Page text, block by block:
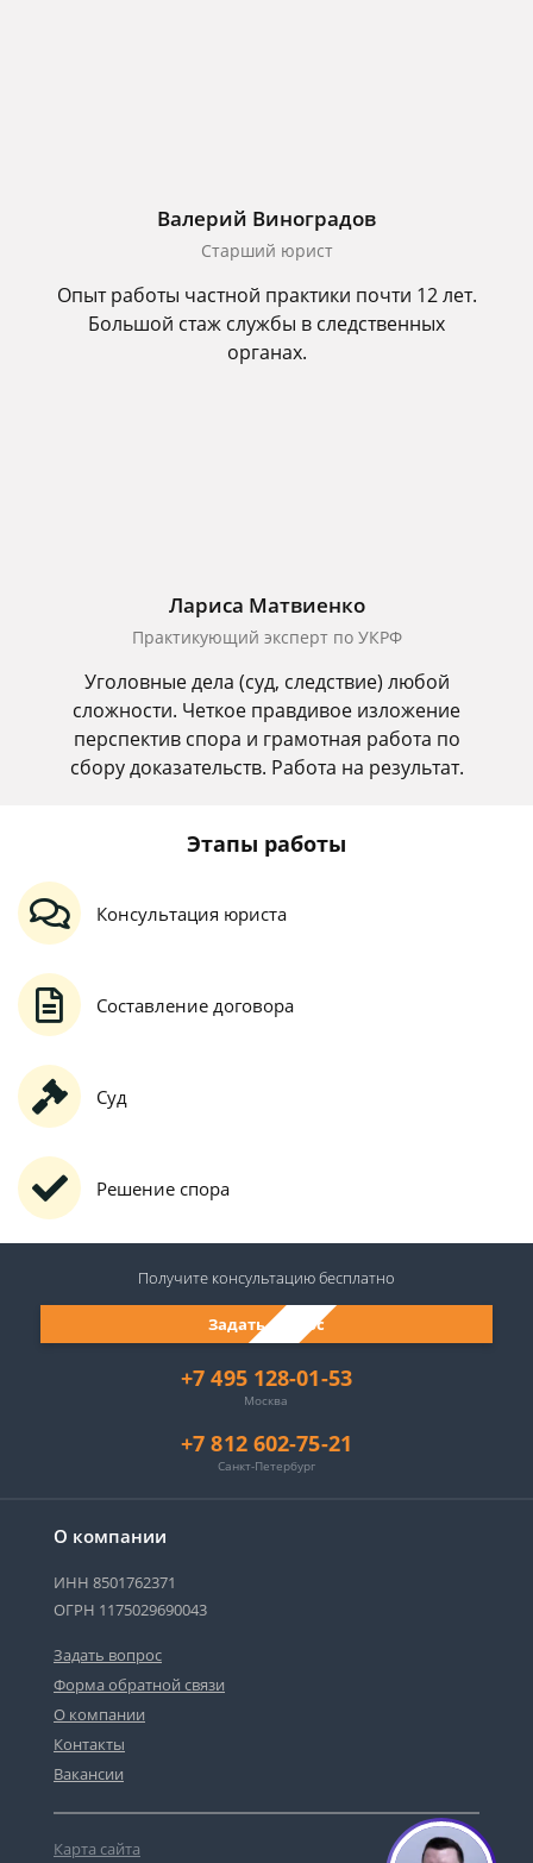
Валерий Виноградов
Старший юрист
Опыт работы частной практики почти 12 лет.
Большой стаж службы в следственных
органах.
Лариса Матвиенко
Практикующий эксперт по УКРФ
Уголовные дела (суд, следствие) любой
сложности. Четкое правдивое изложение
перспектив спора и грамотная работа по
сбору доказательств. Работа на результат.
Этапы работы
Консультация юриста
Составление договора
Суд
Решение спора
О компании
ИНН 8501762371
ОГРН 1175029690043
Задать вопрос
Форма обратной связи
О компании
Контакты
Вакансии
Карта сайта
+7 495 128-01-53
Москва
+7 812 602-75-21
Санкт-Петербург
Задать вопрос
Получите консультациюбесплатно